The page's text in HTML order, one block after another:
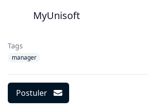
MyUnisoft
Tags
manager
Postuler